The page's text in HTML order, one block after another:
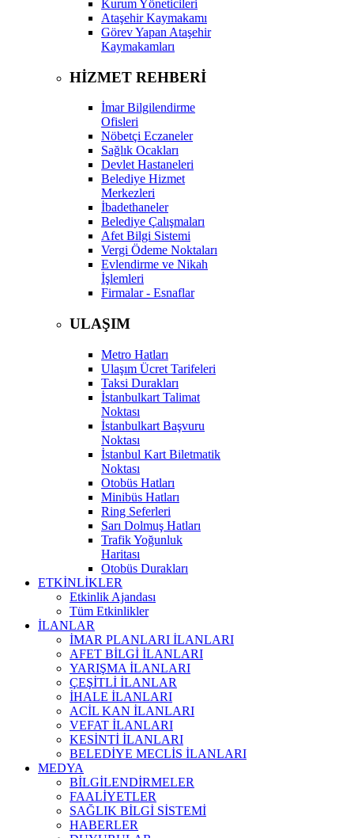
Kurum Yöneticileri
Ataşehir Kaymakamı
Görev Yapan Ataşehir
Kaymakamları
HİZMET REHBERİ
İmar Bilgilendirme
Ofisleri
Nöbetçi Eczaneler
Sağlık Ocakları
Devlet Hastaneleri
Belediye Hizmet
Merkezleri
İbadethaneler
Belediye Çalışmaları
Afet Bilgi Sistemi
Vergi Ödeme Noktaları
Evlendirme ve Nikah
İşlemleri
Firmalar - Esnaflar
ULAŞIM
Metro Hatları
Ulaşım Ücret Tarifeleri
Taksi Durakları
İstanbulkart Talimat
Noktası
İstanbulkart Başvuru
Noktası
İstanbul Kart Biletmatik
Noktası
Otobüs Hatları
Minibüs Hatları
Ring Seferleri
Sarı Dolmuş Hatları
Trafik Yoğunluk
Haritası
Otobüs Durakları
ETKİNLİKLER
Etkinlik Ajandası
Tüm Etkinlikler
İLANLAR
İMAR PLANLARI İLANLARI
AFET BİLGİ İLANLARI
YARIŞMA İLANLARI
ÇEŞİTLİ İLANLAR
İHALE İLANLARI
ACİL KAN İLANLARI
VEFAT İLANLARI
KESİNTİ İLANLARI
BELEDİYE MECLİS İLANLARI
MEDYA
BİLGİLENDİRMELER
FAALİYETLER
SAĞLIK BİLGİ SİSTEMİ
HABERLER